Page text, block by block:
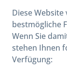
Diese
bestmögliche
Wenn Sie
stehen Ihnen
Verfügung: